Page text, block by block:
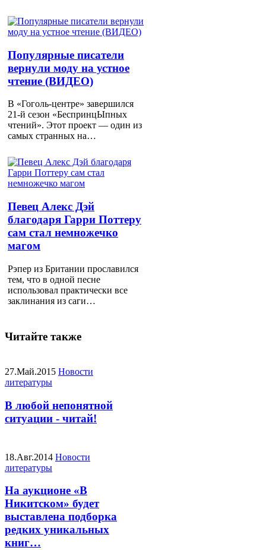
Популярные писатели
вернули моду на устное
чтение (ВИДЕО)
В «Гоголь-центре» завершился
21-й сезон «БеспринцЫпных
чтений». Этот проект — один из
самых странных на…
Певец Алекс Дэй
благодаря Гарри Поттеру
сам стал немножечко
магом
Рэпер из Британии прославился
тем, что в одной песне
использовал практически все
заклинания из саги…
Читайте также
27.Май.2015 Новости
литературы
В любой непонятной
ситуации - читай!
18.Авг.2014 Новости
литературы
На аукционе «В
Никитском» будет
выставлена подборка
редких уникальных
книг…